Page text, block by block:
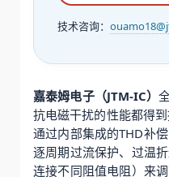
技术咨询：
嘉泰姆电子（JTM-IC）
抗电磁干扰的性能都得
通过内部集成的THD补
逐周期过流保护、过温
连接不同阻值电阻）来